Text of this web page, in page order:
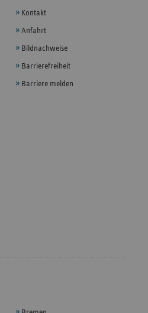
Kontakt
Anfahrt
Bildnachweise
Barrierefreiheit
Barriere melden